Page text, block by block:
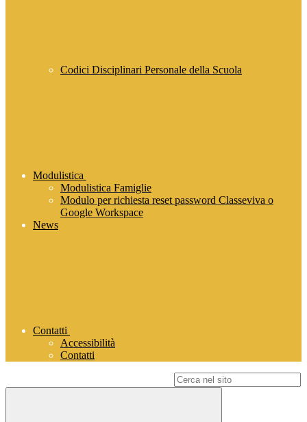
Codici Disciplinari Personale della Scuola
Modulistica
Modulistica Famiglie
Modulo per richiesta reset password Classeviva o
Google Workspace
News
Contatti
Accessibilità
Contatti